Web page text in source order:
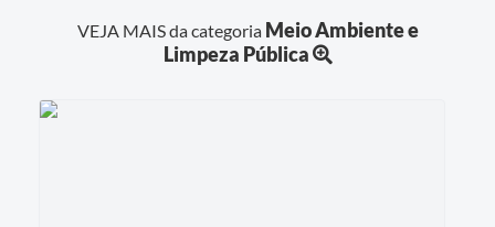
VEJA MAIS da categoria Meio Ambiente e
Limpeza Pública